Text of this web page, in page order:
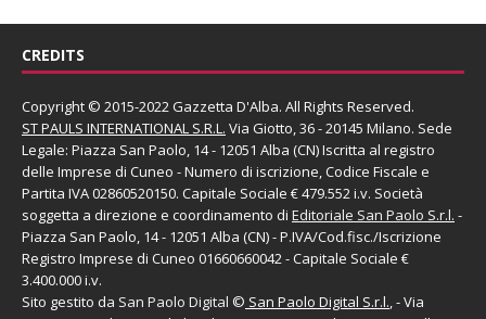
CREDITS
Copyright © 2015-2022 Gazzetta D'Alba. All Rights Reserved.
ST PAULS INTERNATIONAL S.R.L. Via Giotto, 36 - 20145 Milano. Sede
Legale: Piazza San Paolo, 14 - 12051 Alba (CN) Iscritta al registro
delle Imprese di Cuneo - Numero di iscrizione, Codice Fiscale e
Partita IVA 02860520150. Capitale Sociale € 479.552 i.v. Società
soggetta a direzione e coordinamento di Editoriale San Paolo S.r.l. -
Piazza San Paolo, 14 - 12051 Alba (CN) - P.IVA/Cod.fisc./Iscrizione
Registro Imprese di Cuneo 01660660042 - Capitale Sociale €
3.400.000 i.v.
Sito gestito da San Paolo Digital © San Paolo Digital S.r.l., - Via